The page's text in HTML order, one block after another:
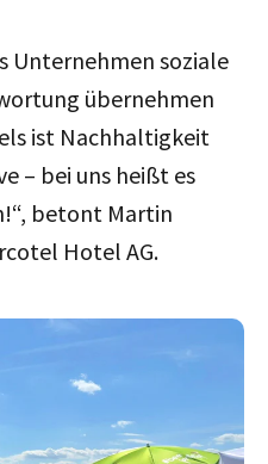
Unternehmen soziale
übernehmen
ist Nachhaltigkeit
– bei uns heißt es
betont Martin
Hotel AG.